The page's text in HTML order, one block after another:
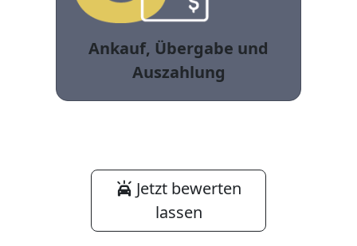
Ankauf, Übergabe und
Auszahlung
Jetzt bewerten
lassen